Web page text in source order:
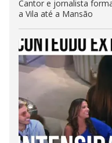
Cantor e jornalista
a Vila até a Mansão